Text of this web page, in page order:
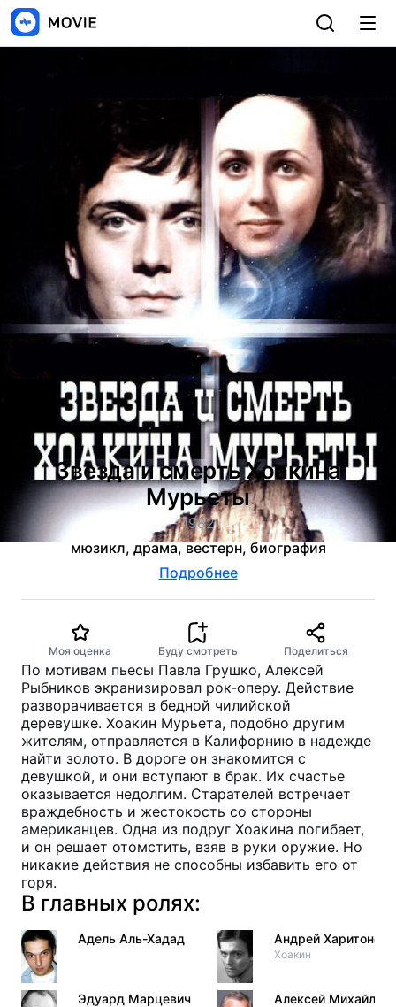
Звезда и смерть Хоакина
Мурьеты
1982
мюзикл, драма, вестерн, биография
Подробнее
Моя оценка Буду смотреть Поделиться
По мотивам пьесы Павла Грушко, Алексей
Рыбников экранизировал рок-оперу. Действие
разворачивается в бедной чилийской
деревушке. Хоакин Мурьета, подобно другим
жителям, отправляется в Калифорнию в надежде
найти золото. В дороге он знакомится с
девушкой, и они вступают в брак. Их счастье
оказывается недолгим. Старателей встречает
враждебность и жестокость со стороны
американцев. Одна из подруг Хоакина погибает,
и он решает отомстить, взяв в руки оружие. Но
никакие действия не способны избавить его от
горя.
В главных ролях:
Адель Аль-Хадад
Эдуард Марцевич
Андрей Харитонов
Хоакин
Алексей Михайлов